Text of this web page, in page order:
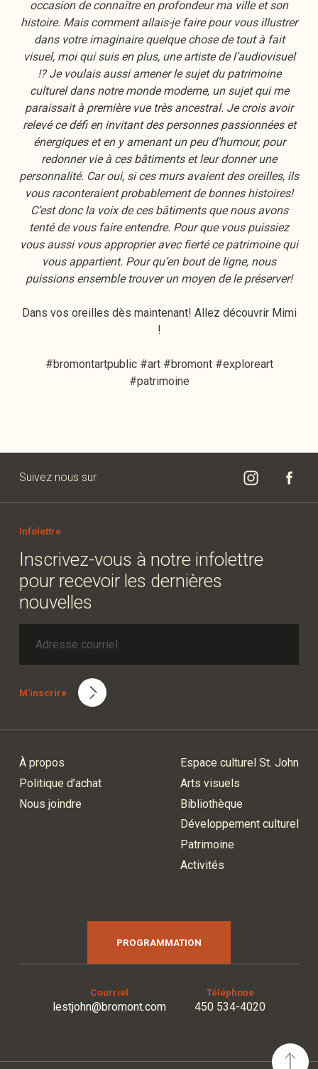
occasion de connaître en profondeur ma ville et son
histoire. Mais comment allais-je faire pour vous illustrer
dans votre imaginaire quelque chose de tout à fait
visuel, moi qui suis en plus, une artiste de l’audiovisuel
!? Je voulais aussi amener le sujet du patrimoine
culturel dans notre monde moderne, un sujet qui me
paraissait à première vue très ancestral. Je crois avoir
relevé ce défi en invitant des personnes passionnées et
énergiques et en y amenant un peu d’humour, pour
redonner vie à ces bâtiments et leur donner une
personnalité. Car oui, si ces murs avaient des oreilles, ils
vous raconteraient probablement de bonnes histoires!
C’est donc la voix de ces bâtiments que nous avons
tenté de vous faire entendre. Pour que vous puissiez
vous aussi vous approprier avec fierté ce patrimoine qui
vous appartient. Pour qu’en bout de ligne, nous
puissions ensemble trouver un moyen de le préserver!
Dans vos oreilles dès maintenant! Allez découvrir Mimi
!
#bromontartpublic #art #bromont #exploreart
#patrimoine
Suivez nous sur
Infolettre
Inscrivez-vous à notre infolettre
pour recevoir les dernières
nouvelles
M'inscrire
À propos
Politique d’achat
Nous joindre
Espace culturel St. John
Arts visuels
Bibliothèque
Développement culturel
Patrimoine
Activités
PROGRAMMATION
Courriel
lestjohn@bromont.com
Téléphone
450 534-4020